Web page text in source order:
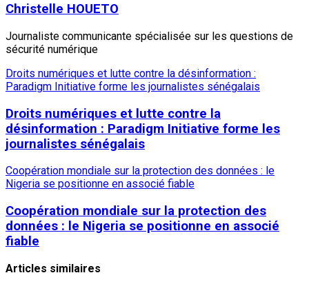
Christelle HOUETO
Journaliste communicante spécialisée sur les questions de
sécurité numérique
Droits numériques et lutte contre la désinformation :
Paradigm Initiative forme les journalistes sénégalais
Droits numériques et lutte contre la
désinformation : Paradigm Initiative forme les
journalistes sénégalais
Coopération mondiale sur la protection des données : le
Nigeria se positionne en associé fiable
Coopération mondiale sur la protection des
données : le Nigeria se positionne en associé
fiable
Articles similaires